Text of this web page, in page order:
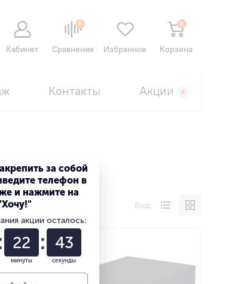
Кабинет
0
Сравнение Избранное
0
Корзина
Контакты Акции
Вид:
за собой
телефон в
и нажмите на
акции осталось:
22
минуты
43
секунды